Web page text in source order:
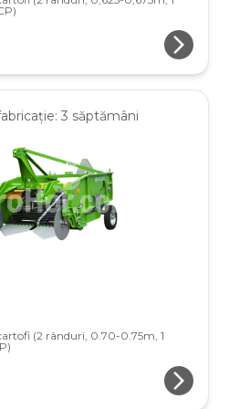
arrow_forward_ios
3 săptămâni
(2 rânduri, 0.70-0.75m, 1
arrow_forward_ios